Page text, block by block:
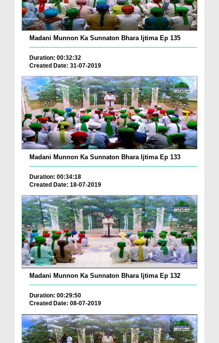
Madani Munnon Ka Sunnaton Bhara Ijtima Ep 135
Duration: 00:32:32
Created Date: 31-07-2019
Madani Munnon Ka Sunnaton Bhara Ijtima Ep 133
Duration: 00:34:18
Created Date: 18-07-2019
Madani Munnon Ka Sunnaton Bhara Ijtima Ep 132
Duration: 00:29:50
Created Date: 08-07-2019